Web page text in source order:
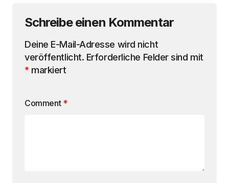
Schreibe einen Kommentar
Deine E-Mail-Adresse wird nicht
veröffentlicht. Erforderliche Felder sind mit
* markiert
Comment *